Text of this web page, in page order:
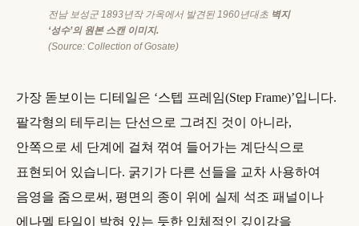
전남 보성군 1893년작 가옥에서 발견된 1960년대초 벽지
‘성수’의 원본 스캔 이미지.
(Source: Collection of Gosate)
가장 돋보이는 디테일은 ‘스텝 프레임(Step Frame)’입니다.
팔각형의 테두리는 단선으로 그려진 것이 아니라,
안쪽으로 세 단계에 걸쳐 꺾여 들어가는 계단식으로
표현되어 있습니다. 굵기가 다른 선들을 교차 사용하여
음영을 줌으로써, 평면의 종이 위에 실제 석조 패널이나
에나멜 타일이 박혀 있는 듯한 입체적인 깊이감을